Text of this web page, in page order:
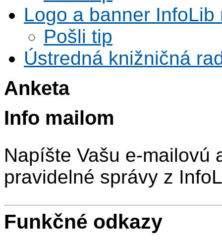
Logo a banner InfoLib
Pošli tip
Ústredná knižničná
Anketa
Info mailom
Napíšte Vašu e-mailovú
pravidelné správy z
Funkčné odkazy